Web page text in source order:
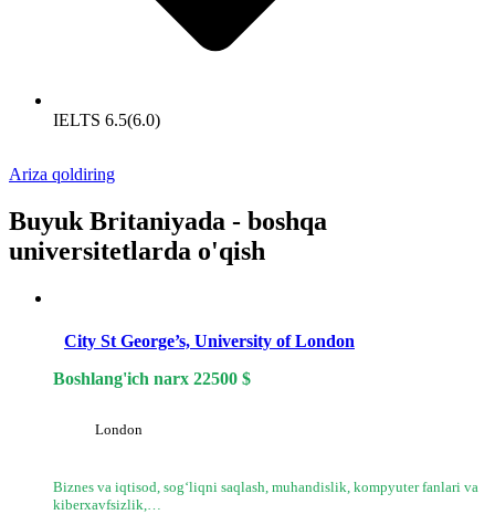
IELTS 6.5(6.0)
Ariza qoldiring
Buyuk Britaniyada - boshqa
universitetlarda o'qish
City St George’s, University of London
Boshlang'ich narx 22500 $
London
Biznes va iqtisod, sog‘liqni saqlash, muhandislik, kompyuter fanlari va
kiberxavfsizlik,…